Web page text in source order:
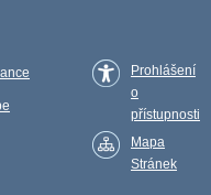
Prohlášení
o
přístupnosti
Mapa
Stránek